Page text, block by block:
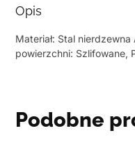
Opis
Materiał: Stal
powierzchni: Szlifowane,
Podobne